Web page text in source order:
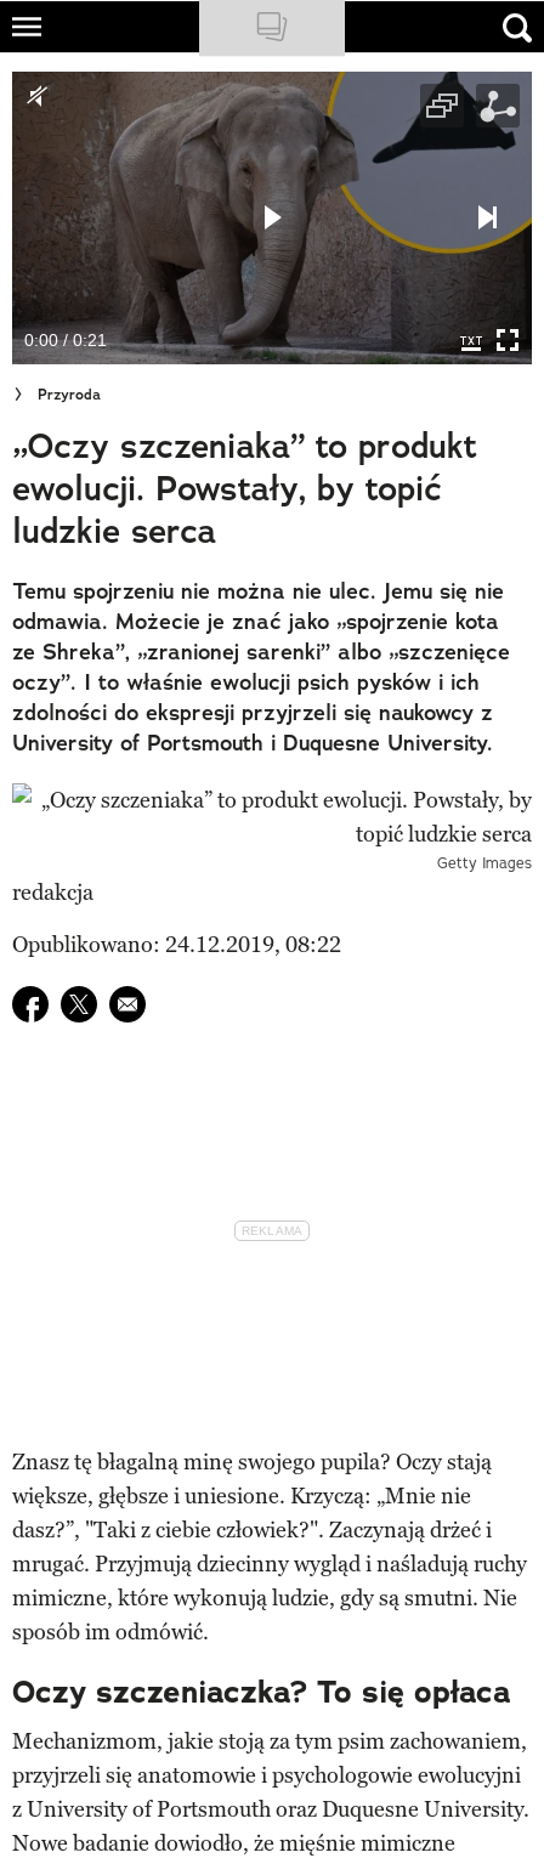
Skip
main
content
NATIONAL GEOGRAPHIC
TRAVELER
PODCASTY
Sklep
Newsletter
Cuda Polski
Wielki Konkurs Fotograficzny
Trendbook Podróżniczy
Polecane
0:00 / 0:21
Przyroda
„Oczy szczeniaka” to produkt
ewolucji. Powstały, by topić
ludzkie serca
Temu spojrzeniu nie można nie ulec. Jemu się nie
odmawia. Możecie je znać jako „spojrzenie kota
ze Shreka”, „zranionej sarenki” albo „szczenięce
oczy”. I to właśnie ewolucji psich pysków i ich
zdolności do ekspresji przyjrzeli się naukowcy z
University of Portsmouth i Duquesne University.
Getty Images
redakcja
Opublikowano: 24.12.2019, 08:22
Udostępnij na facebook
Udostępnij na twitter
E-mail do przyjaciela
Znasz tę błagalną minę swojego pupila? Oczy stają
większe, głębsze i uniesione. Krzyczą: „Mnie nie
dasz?”, "Taki z ciebie człowiek?". Zaczynają drżeć i
mrugać. Przyjmują dziecinny wygląd i naśladują ruchy
mimiczne, które wykonują ludzie, gdy są smutni. Nie
sposób im odmówić.
Oczy szczeniaczka? To się opłaca
Mechanizmom, jakie stoją za tym psim zachowaniem,
przyjrzeli się anatomowie i psychologowie ewolucyjni
z University of Portsmouth oraz Duquesne University.
Nowe badanie dowiodło, że mięśnie mimiczne